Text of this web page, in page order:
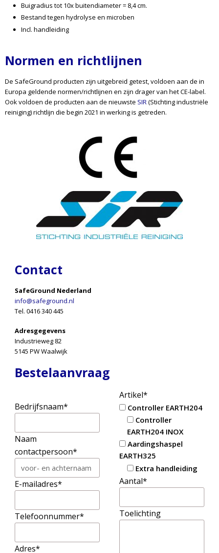
Buigradius tot 10x buitendiameter = 8,4 cm.
Bestand tegen hydrolyse en microben
Incl. handleiding
Normen en richtlijnen
De SafeGround producten zijn uitgebreid getest, voldoen aan de in
Europa geldende normen/richtlijnen en zijn drager van het CE-label.
Ook voldoen de producten aan de nieuwste SIR(Stichting industriële
reiniging) richtlijn die begin 2021 in werking is getreden.
Contact
SafeGround Nederland
info@safeground.nl
Tel. 0416 340 445
Adresgegevens
Industrieweg 82
5145 PW Waalwijk
Bestelaanvraag
Bedrijfsnaam*
Naam
contactpersoon*
E-mailadres*
Telefoonnummer*
Adres*
Artikel*
Controller EARTH204
Controller
EARTH204 INOX
Aardingshaspel
EARTH325
Extra handleiding
Aantal*
Toelichting